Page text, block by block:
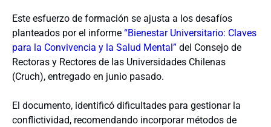
Este esfuerzo de formación se ajusta a los desafíos
planteados por el informe “Bienestar Universitario: Claves
para la Convivencia y la Salud Mental” del Consejo de
Rectoras y Rectores de las Universidades Chilenas
(Cruch), entregado en junio pasado.
El documento, identificó dificultades para gestionar la
conflictividad, recomendando incorporar métodos de